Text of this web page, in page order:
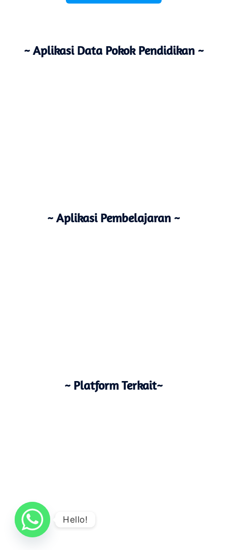
~ Aplikasi Data Pokok Pendidikan ~
~ Aplikasi Pembelajaran ~
~ Platform Terkait~
Hello!